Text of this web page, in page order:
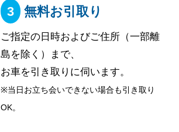
無料お引取り
ご指定の日時およびご住所（一部離
島を除く）まで、
お車を引き取りに伺います。
※当日お立ち会いできない場合も引き取り
OK。